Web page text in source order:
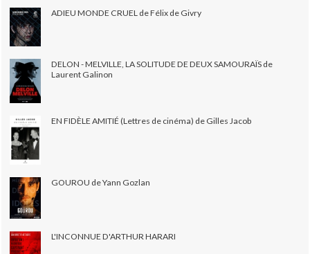
ADIEU MONDE CRUEL de Félix de Givry
DELON - MELVILLE, LA SOLITUDE DE DEUX SAMOURAÏS de
Laurent Galinon
EN FIDÈLE AMITIÉ (Lettres de cinéma) de Gilles Jacob
GOUROU de Yann Gozlan
L'INCONNUE D'ARTHUR HARARI